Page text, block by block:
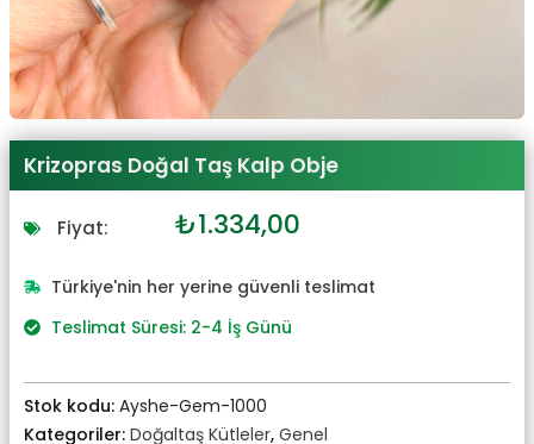
Krizopras Doğal Taş Kalp Obje
Fiyat: Orijinal
₺1.467,00.
₺1.334,00
fiyat:
Türkiye'nin her yerine güvenli teslimat
Teslimat Süresi: 2-4 İş Günü
Stok kodu: Ayshe-Gem-1000
Kategoriler: Doğaltaş Kütleler, Genel